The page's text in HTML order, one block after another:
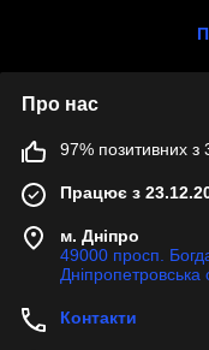
Про нас
97% позитивних з
Працює з
м. Дніпро
49000 просп.
Дніпропетровська
Контакти